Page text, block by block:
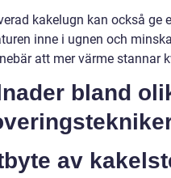
kakelugn kan också
inne i ugnen och
att mer värme stannar
bland
av